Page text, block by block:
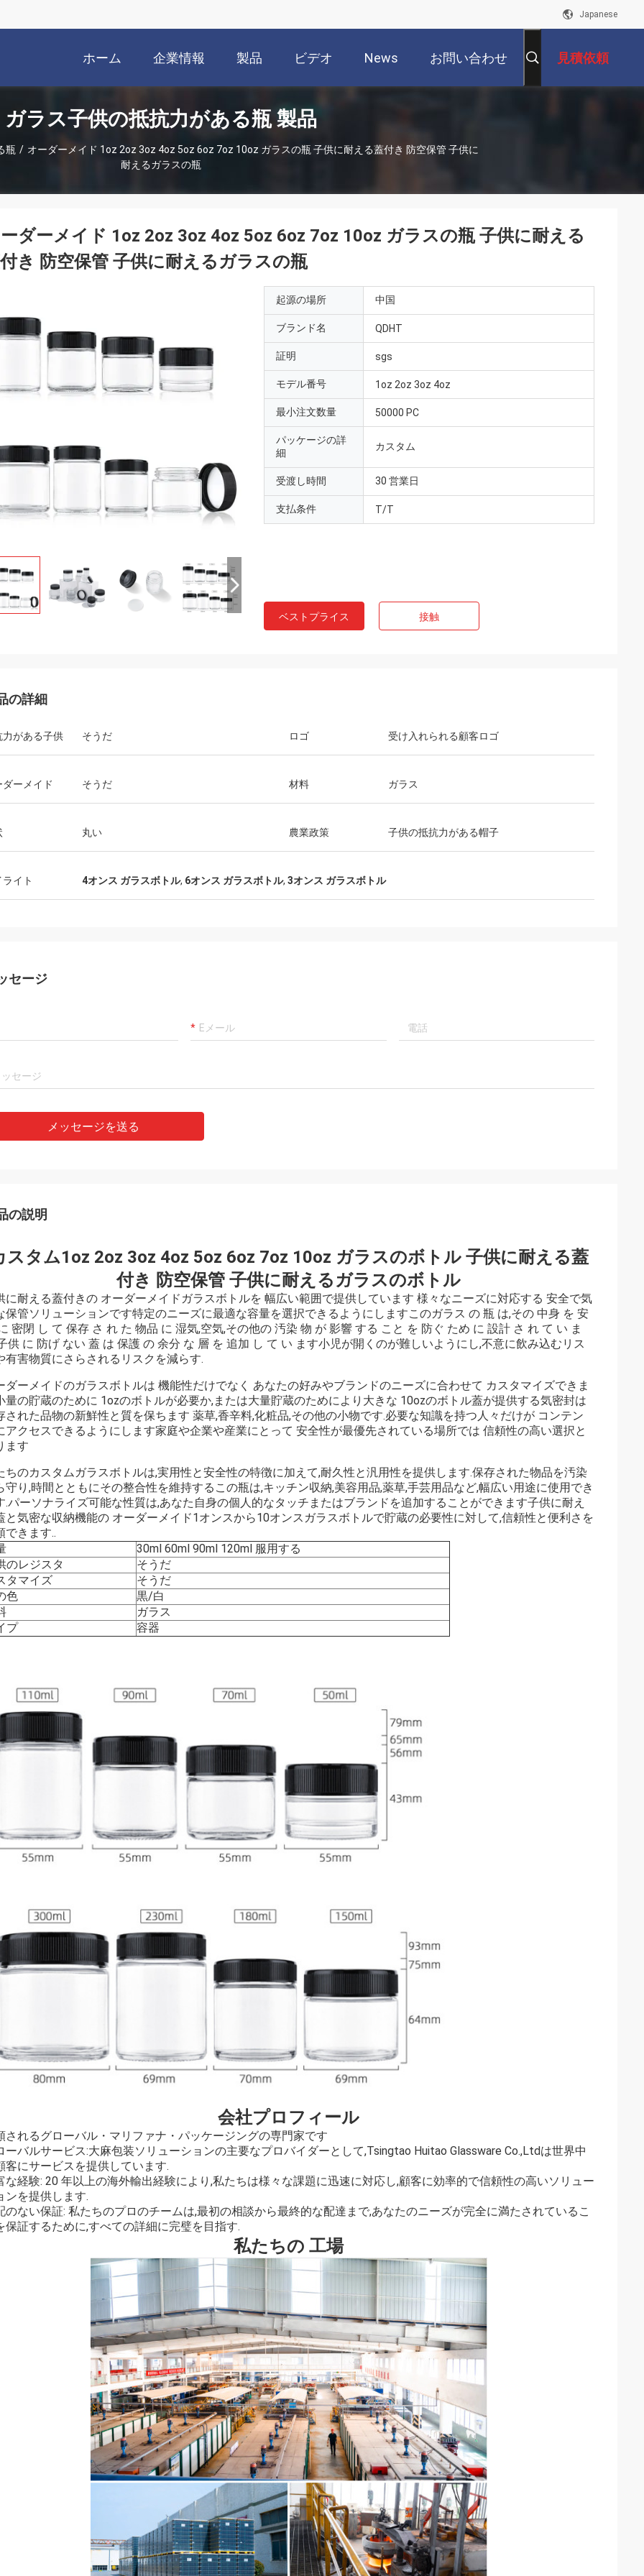
Japanese
ホーム 企業情報 製品 ビデオ News お問い合わせ 見積依頼
ガラス子供の抵抗力がある瓶 製品
瓶 / オーダーメイド 1oz 2oz 3oz 4oz 5oz 6oz 7oz 10oz ガラスの瓶 子供に耐える蓋付き 防空保管 子供に
耐えるガラスの瓶
ダーメイド 1oz 2oz 3oz 4oz 5oz 6oz 7oz 10oz ガラスの瓶 子供に耐える
き 防空保管 子供に耐えるガラスの瓶
起源の場所 中国
ブランド名 QDHT
証明 sgs
モデル番号 1oz 2oz 3oz 4oz
最小注文数量 50000 PC
パッケージの詳
細
カスタム
受渡し時間 30 営業日
支払条件 T/T
ベストプライス 接触
の詳細
力がある子供 そうだ ロゴ 受け入れられる顧客ロゴ
ダーメイド そうだ 材料 ガラス
丸い 農業政策 子供の抵抗力がある帽子
イト 4オンス ガラスボトル, 6オンス ガラスボトル, 3オンス ガラスボトル
セージ
メッセージを送る
の説明
スタム1oz 2oz 3oz 4oz 5oz 6oz 7oz 10oz ガラスのボトル 子供に耐える蓋
付き 防空保管 子供に耐えるガラスのボトル
に耐える蓋付きの オーダーメイドガラスボトルを 幅広い範囲で提供しています 様々なニーズに対応する 安全で気
保管ソリューションです特定のニーズに最適な容量を選択できるようにしますこのガラス の 瓶 は,その 中身 を 安
密閉 し て 保存 さ れ た 物品 に 湿気,空気,その他の 汚染 物 が 影響 する こと を 防ぐ ため に 設計 さ れ て い ま
供 に 防げ ない 蓋 は 保護 の 余分 な 層 を 追加 し て い ます小児が開くのが難しいようにし,不意に飲み込むリス
有害物質にさらされるリスクを減らす.
ダーメイドのガラスボトルは 機能性だけでなく あなたの好みやブランドのニーズに合わせて カスタマイズできま
量の貯蔵のために 1ozのボトルが必要か,または大量貯蔵のためにより大きな 10ozのボトル蓋が提供する気密封は
された品物の新鮮性と質を保ちます 薬草,香辛料,化粧品,その他の小物です.必要な知識を持つ人々だけが コンテン
アクセスできるようにします家庭や企業や産業にとって 安全性が最優先されている場所では 信頼性の高い選択と
ます
ちのカスタムガラスボトルは,実用性と安全性の特徴に加えて,耐久性と汎用性を提供します.保存された物品を汚染
守り,時間とともにその整合性を維持するこの瓶は,キッチン収納,美容用品,薬草,手芸用品など,幅広い用途に使用でき
.パーソナライズ可能な性質は,あなた自身の個人的なタッチまたはブランドを追加することができます子供に耐え
と気密な収納機能の オーダーメイド1オンスから10オンスガラスボトルで貯蔵の必要性に対して,信頼性と便利さを
できます..
30ml 60ml 90ml 120ml 服用する
のレジスタ
そうだ
タマイズ
そうだ
色
黒/白
ガラス
プ
容器
会社プロフィール
されるグローバル・マリファナ・パッケージングの専門家です
ーバルサービス:大麻包装ソリューションの主要なプロバイダーとして,Tsingtao Huitao Glassware Co.,Ltdは世界中
客にサービスを提供しています.
な経験: 20 年以上の海外輸出経験により,私たちは様々な課題に迅速に対応し,顧客に効率的で信頼性の高いソリュー
ンを提供します.
のない保証: 私たちのプロのチームは,最初の相談から最終的な配達まで,あなたのニーズが完全に満たされているこ
保証するために,すべての詳細に完璧を目指す.
私たちの 工場